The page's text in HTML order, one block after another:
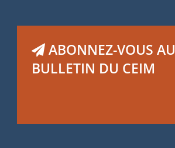
ABONNEZ-VOUS AU
BULLETIN DU CEIM